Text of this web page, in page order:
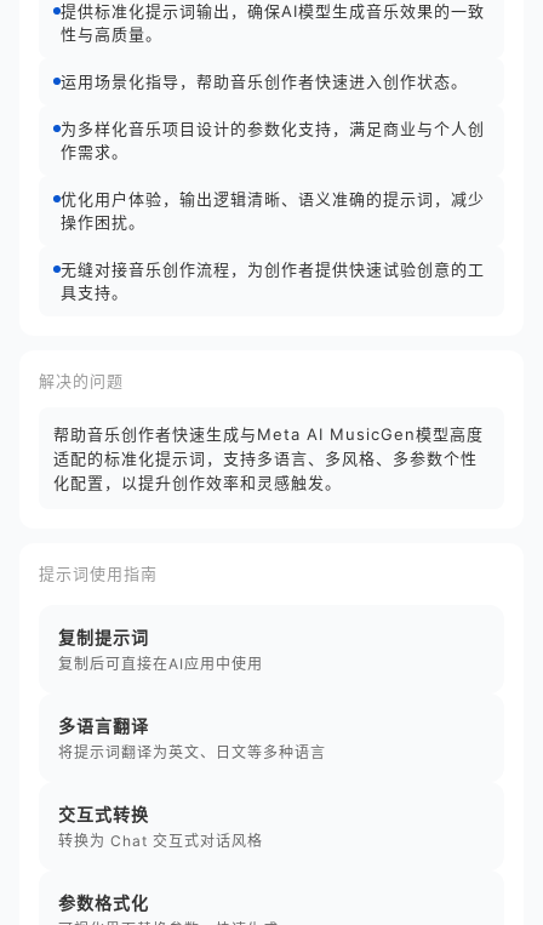
提供标准化提示词输出，确保AI模型生成音乐效果的一致
性与高质量。
运用场景化指导，帮助音乐创作者快速进入创作状态。
为多样化音乐项目设计的参数化支持，满足商业与个人创
作需求。
优化用户体验，输出逻辑清晰、语义准确的提示词，减少
操作困扰。
无缝对接音乐创作流程，为创作者提供快速试验创意的工
具支持。
解决的问题
帮助音乐创作者快速生成与Meta AI MusicGen模型高度
适配的标准化提示词，支持多语言、多风格、多参数个性
化配置，以提升创作效率和灵感触发。
提示词使用指南
复制提示词
复制后可直接在AI应用中使用
多语言翻译
将提示词翻译为英文、日文等多种语言
交互式转换
转换为 Chat 交互式对话风格
参数格式化